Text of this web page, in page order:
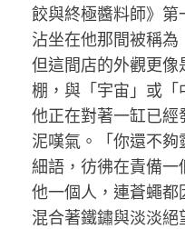
餃與終極醬料師》
沾坐在他那間被稱為
但這間店的外觀更
棚，與「宇宙」或「
他正在對著一缸已
泥嘆氣。「你還不
細語，彷彿在責備
他一個人，連蒼蠅
混合著鐵鏽與淡淡絕